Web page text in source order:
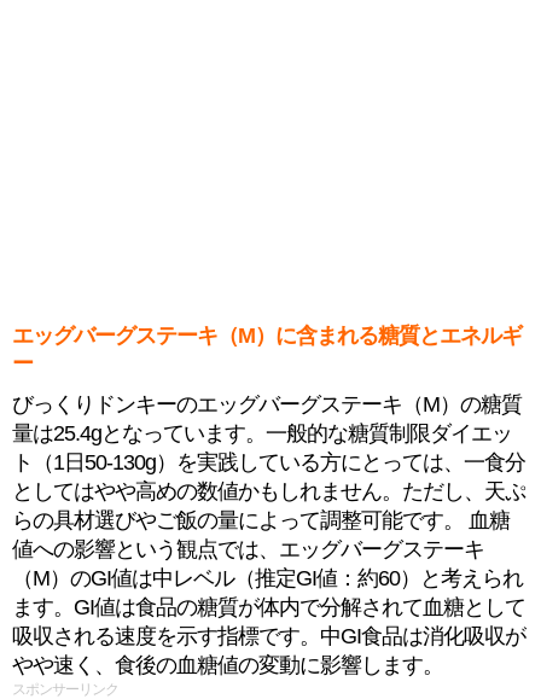
エッグバーグステーキ（M）に含まれる糖質とエネルギ
ー
びっくりドンキーのエッグバーグステーキ（M）の糖質
量は25.4gとなっています。一般的な糖質制限ダイエッ
ト（1日50-130g）を実践している方にとっては、一食分
としてはやや高めの数値かもしれません。ただし、天ぷ
らの具材選びやご飯の量によって調整可能です。 血糖
値への影響という観点では、エッグバーグステーキ
（M）のGI値は中レベル（推定GI値：約60）と考えられ
ます。GI値は食品の糖質が体内で分解されて血糖として
吸収される速度を示す指標です。中GI食品は消化吸収が
やや速く、食後の血糖値の変動に影響します。
スポンサーリンク